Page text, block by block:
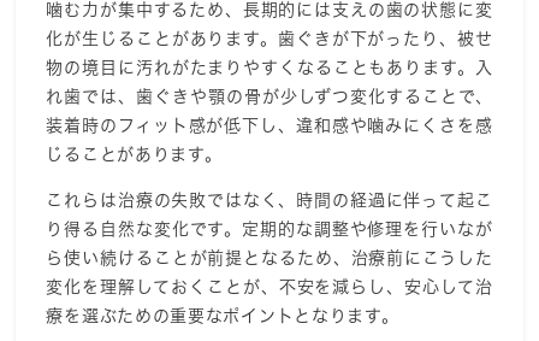
噛む力が集中するため、長期的には支えの歯の状態に変
化が生じることがあります。歯ぐきが下がったり、被せ
物の境目に汚れがたまりやすくなることもあります。入
れ歯では、歯ぐきや顎の骨が少しずつ変化することで、
装着時のフィット感が低下し、違和感や噛みにくさを感
じることがあります。
これらは治療の失敗ではなく、時間の経過に伴って起こ
り得る自然な変化です。定期的な調整や修理を行いなが
ら使い続けることが前提となるため、治療前にこうした
変化を理解しておくことが、不安を減らし、安心して治
療を選ぶための重要なポイントとなります。